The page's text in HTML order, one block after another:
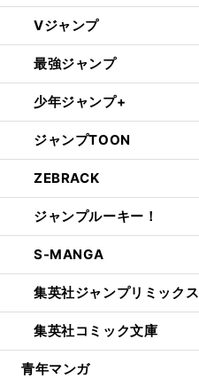
Vジャンプ
最強ジャンプ
少年ジャンプ+
ジャンプTOON
ZEBRACK
ジャンプルーキー！
S-MANGA
集英社ジャンプリミックス
集英社コミック文庫
青年マンガ